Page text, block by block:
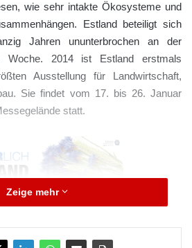
wie sehr intakte Ökosysteme und
Estland beteiligt sich
Jahren ununterbrochen an der
Woche. 2014 ist Estland erstmals
Ausstellung für Landwirtschaft,
Sie findet vom 17. bis 26. Januar
statt.
Zeige mehr